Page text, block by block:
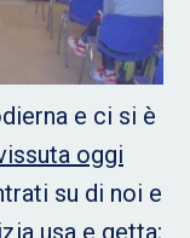
e ci si è
oggi
su di noi e